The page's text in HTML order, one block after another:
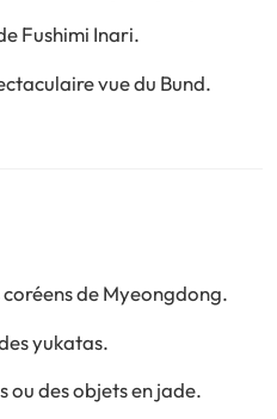
Fushimi Inari.
vue du Bund.
coréens de Myeongdong.
yukatas.
ou des objets en jade.